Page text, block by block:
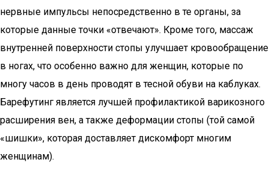
нервные импульсы непосредственно в те органы, за
которые данные точки «отвечают». Кроме того, массаж
внутренней поверхности стопы улучшает кровообращение
в ногах, что особенно важно для женщин, которые по
многу часов в день проводят в тесной обуви на каблуках.
Барефутинг является лучшей профилактикой варикозного
расширения вен, а также деформации стопы (той самой
«шишки», которая доставляет дискомфорт многим
женщинам).